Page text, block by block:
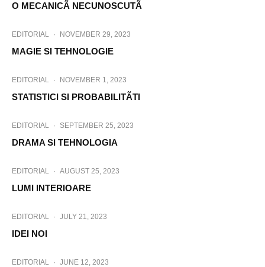
O MECANICÃ NECUNOSCUTÃ
EDITORIAL · NOVEMBER 29, 2023
MAGIE SI TEHNOLOGIE
EDITORIAL · NOVEMBER 1, 2023
STATISTICI SI PROBABILITÃTI
EDITORIAL · SEPTEMBER 25, 2023
DRAMA SI TEHNOLOGIA
EDITORIAL · AUGUST 25, 2023
LUMI INTERIOARE
EDITORIAL · JULY 21, 2023
IDEI NOI
EDITORIAL · JUNE 12, 2023